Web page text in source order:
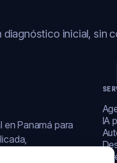
diagnóstico inicial, sin
en Panamá para
digital.
IA